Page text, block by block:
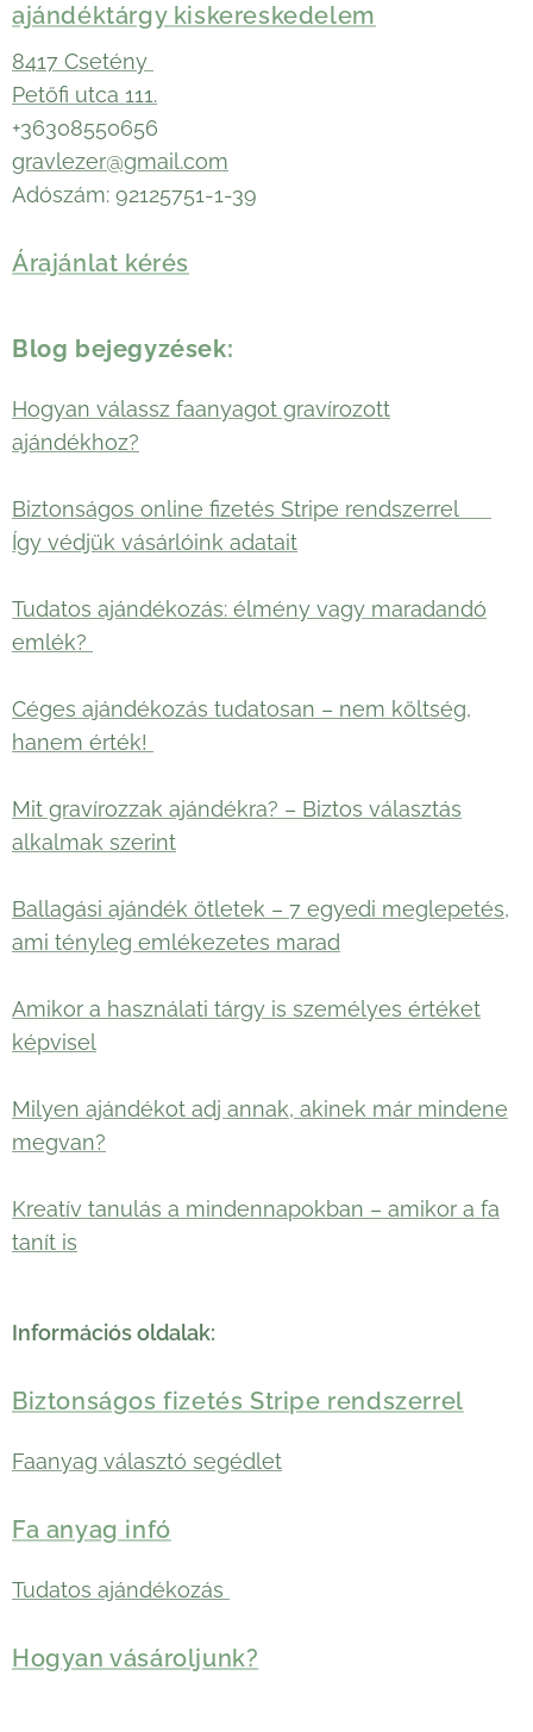
ajándéktárgy kiskereskedelem
8417 Csetény
Petőfi utca 111.
+36308550656
gravlezer@gmail.com
Adószám: 92125751-1-39
Árajánlat kérés
Blog bejegyzések:
Hogyan válassz faanyagot gravírozott
ajándékhoz?
Biztonságos online fizetés Stripe rendszerrel 🛡️
Így védjük vásárlóink adatait
Tudatos ajándékozás: élmény vagy maradandó
emlék?
Céges ajándékozás tudatosan – nem költség,
hanem érték!
Mit gravírozzak ajándékra? – Biztos választás
alkalmak szerint
Ballagási ajándék ötletek – 7 egyedi meglepetés,
ami tényleg emlékezetes marad
Amikor a használati tárgy is személyes értéket
képvisel
Milyen ajándékot adj annak, akinek már mindene
megvan?
Kreatív tanulás a mindennapokban – amikor a fa
tanít is
Információs oldalak:
Biztonságos fizetés Stripe rendszerrel
Faanyag választó segédlet
Fa anyag infó
Tudatos ajándékozás
Hogyan vásároljunk?